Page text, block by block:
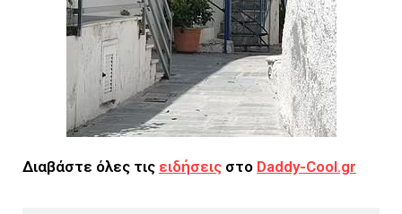
Διαβάστε όλες τις ειδήσεις στο Daddy-Cool.gr